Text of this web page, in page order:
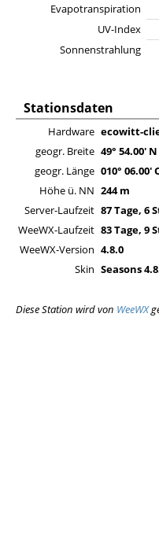
Evapotranspiration
UV-Index
Sonnenstrahlung
Stationsdaten
Hardware ecowitt-
geogr. Breite 49° 54.00' N
geogr. Länge 010° 06.00'
Höhe ü. NN 244 m
Server-Laufzeit 87 Tage, 6
WeeWX-Laufzeit 83 Tage, 9
WeeWX-Version 4.8.0
Skin Seasons
Diese Station wird von WeeWX